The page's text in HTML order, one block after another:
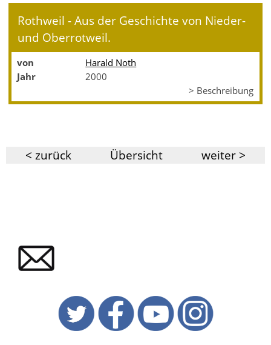
Rothweil - Aus der Geschichte von Nieder-
und Oberrotweil.
von
Harald Noth
Jahr
2000
> Beschreibung
< zurück Übersicht weiter >